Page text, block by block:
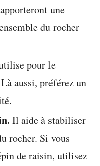
une
du rocher
pour le
aussi, préférez un
Il aide à stabiliser
rocher. Si vous
de raisin, utilisez